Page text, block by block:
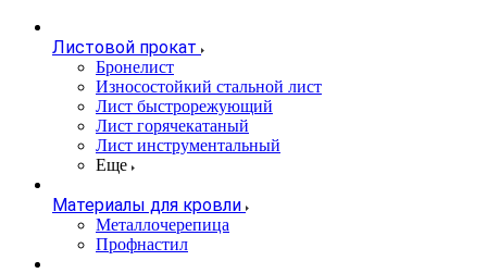
Листовой прокат
Бронелист
Износостойкий стальной лист
Лист быстрорежующий
Лист горячекатаный
Лист инструментальный
Еще
Материалы для кровли
Металлочерепица
Профнастил